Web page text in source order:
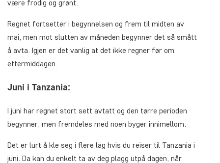
være frodig og grønt.
Regnet fortsetter i begynnelsen og frem til midten av
mai, men mot slutten av måneden begynner det så smått
å avta. Igjen er det vanlig at det ikke regner før om
ettermiddagen.
Juni i Tanzania:
I juni har regnet stort sett avtatt og den tørre perioden
begynner, men fremdeles med noen byger innimellom.
Det er lurt å kle seg i flere lag hvis du reiser til Tanzania i
juni. Da kan du enkelt ta av deg plagg utpå dagen, når